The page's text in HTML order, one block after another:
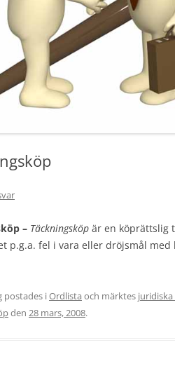
– Täckningsköp är en köprättslig
p.g.a. fel i vara eller dröjsmål
postades iOrdlista och märktes
den 28 mars, 2008.